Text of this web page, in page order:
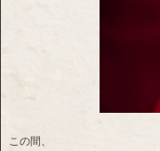
この間、